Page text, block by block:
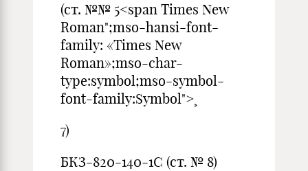
(ст. №№ 5<span Times New
Roman";mso-hansi-font-
family: «Times New
Roman»;mso-char-
type:symbol;mso-symbol-
font-family:Symbol">¸
7)
БКЗ-820-140-1С (ст. № 8)